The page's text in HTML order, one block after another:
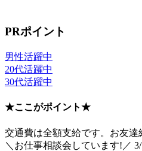
PRポイント
男性活躍中
20代活躍中
30代活躍中
★ここがポイント★
交通費は全額支給です。お友達
＼お仕事相談会しています!／